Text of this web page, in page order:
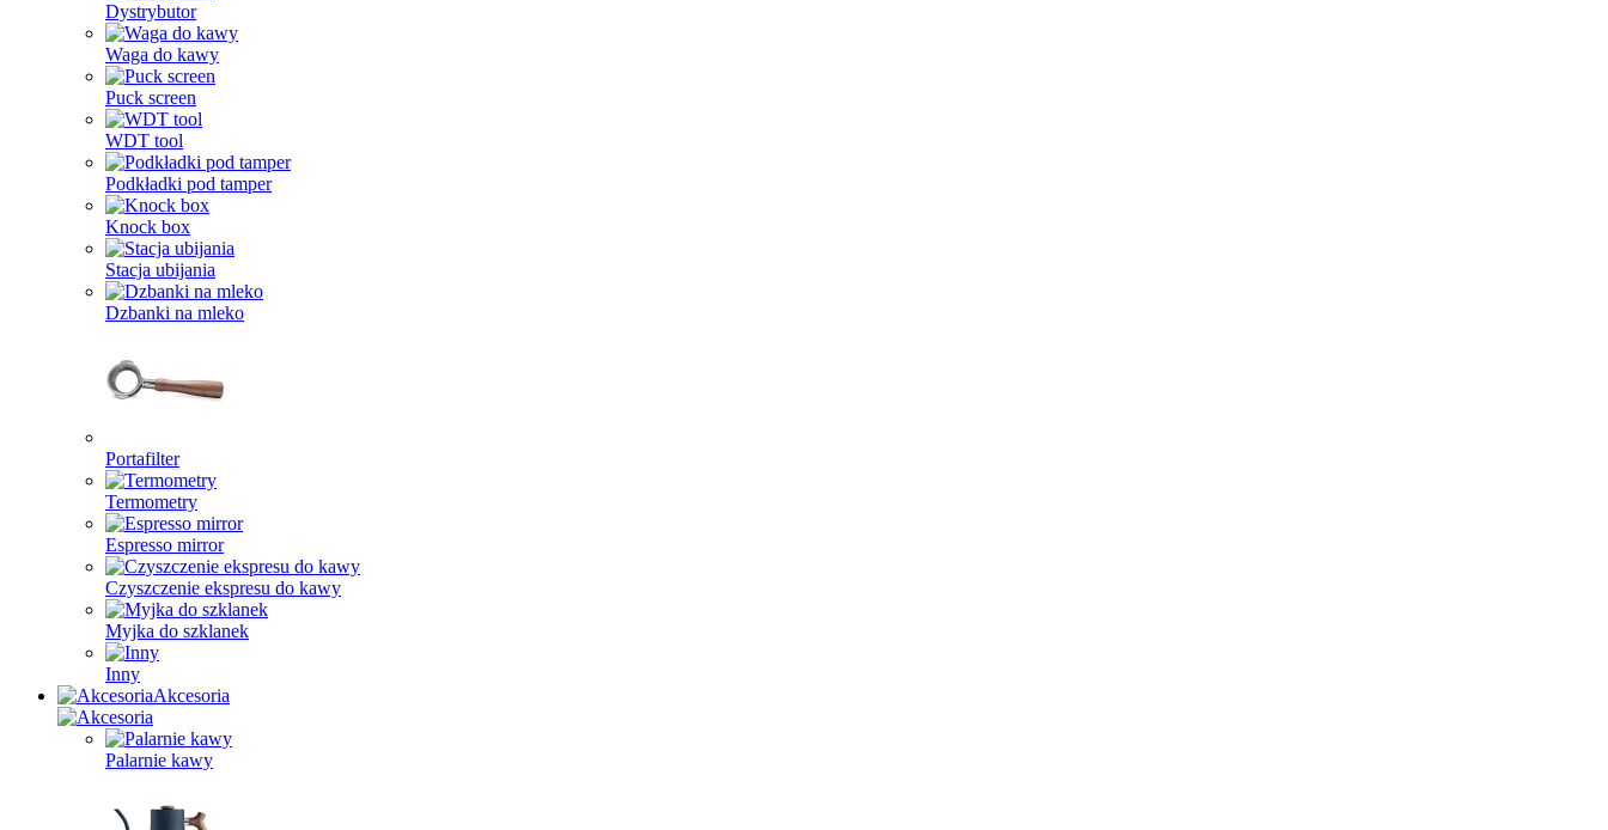
Dystrybutor
Waga do kawy
Puck screen
WDT tool
Podkładki pod tamper
Knock box
Stacja ubijania
Dzbanki na mleko
Portafilter
Termometry
Espresso mirror
Czyszczenie ekspresu do kawy
Myjka do szklanek
Inny
Akcesoria
Palarnie kawy